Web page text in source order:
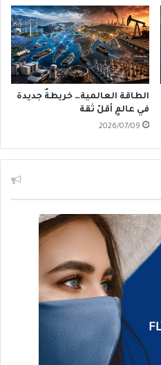
الطاقة العالمية… خريطةٌ جديدة
في عالمٍ أقلّ ثقة
2026/07/09